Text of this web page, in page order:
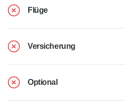
Flüge
Versicherung
Optional